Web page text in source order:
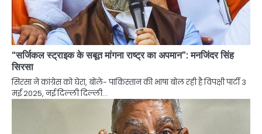
“सर्जिकल स्ट्राइक के सबूत मांगना राष्ट्र का अपमान”: मनजिंदर सिंह
सिरसा
सिरसा ने कांग्रेस को घेरा, बोले- पाकिस्तान की भाषा बोल रही है विपक्षी पार्टी 3
मई 2025, नई दिल्ली दिल्ली…